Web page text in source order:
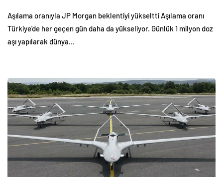
Aşılama oranıyla JP Morgan beklentiyi yükseltti Aşılama oranı
Türkiye'de her geçen gün daha da yükseliyor. Günlük 1 milyon doz
aşı yapılarak dünya…